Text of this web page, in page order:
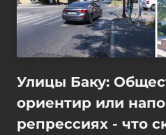
Улицы Баку:
ориентир или
репрессиях - что